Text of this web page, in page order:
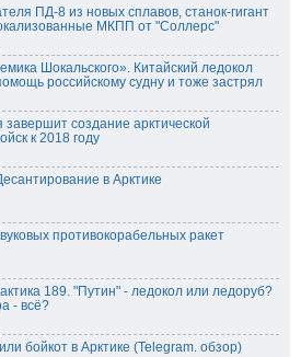
ПД-8 из новых сплавов, станок-гигант
МКПП от "Соллерс"
Шокальского». Китайский ледокол
российскому судну и тоже застрял
завершит создание арктической
к 2018 году
в Арктике
противокорабельных ракет
189. "Путин" - ледокол или ледоруб?
- всё?
бойкот в Арктике (Telegram. обзор)